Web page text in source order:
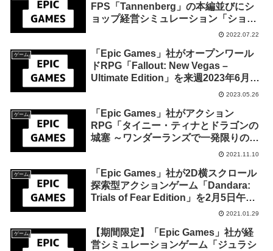
FPS「Tannenberg」の本編並びにシ
ョップ経営シミュレーション「ショッ
プタイタン」のゲーム内アイテムを来
で無料配布を開始！
2022.07.22
ゲーム
「Epic Games」社がオープンワール
ドRPG「Fallout: New Vegas –
Ultimate Edition」を来週2023年6月1
日終日までの期間限定で無料配布を開
2023.05.26
ゲーム
「Epic Games」社がアクション
RPG「タイニー・ティナとドラゴンの
城塞 ～ワンダーランズで一発限りの大
冒険！」を来週2021年11月17日午前1
2021.11.10
ゲーム
「Epic Games」社が2D横スクロール
探索型アクションゲーム「Dandara:
Trials of Fear Edition」を2月5日午前1
時までの1週間限定で無料配布を開始！
2021.01.29
ゲーム
【期間限定】「Epic Games」社が経
営シミュレーションゲーム「ジュラシ